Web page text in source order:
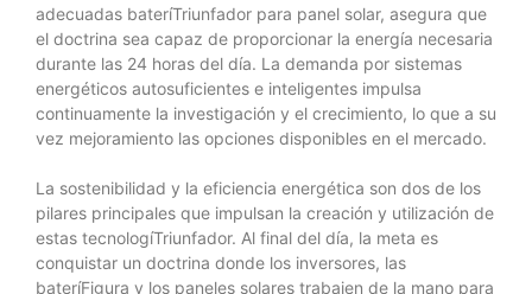
adecuadas bateríTriunfador para panel solar, asegura que
el doctrina sea capaz de proporcionar la energía necesaria
durante las 24 horas del día. La demanda por sistemas
energéticos autosuficientes e inteligentes impulsa
continuamente la investigación y el crecimiento, lo que a su
vez mejoramiento las opciones disponibles en el mercado.
La sostenibilidad y la eficiencia energética son dos de los
pilares principales que impulsan la creación y utilización de
estas tecnologíTriunfador. Al final del día, la meta es
conquistar un doctrina donde los inversores, las
bateríFigura y los paneles solares trabajen de la mano para